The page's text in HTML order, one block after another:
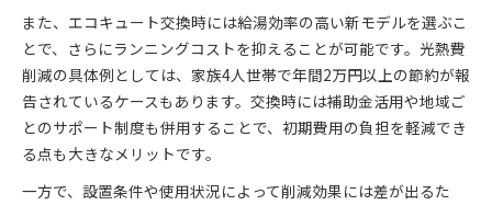
また、エコキュート交換時には給湯効率の高い新モデルを選ぶこ
とで、さらにランニングコストを抑えることが可能です。光熱費
削減の具体例としては、家族4人世帯で年間2万円以上の節約が報
告されているケースもあります。交換時には補助金活用や地域ご
とのサポート制度も併用することで、初期費用の負担を軽減でき
る点も大きなメリットです。
一方で、設置条件や使用状況によって削減効果には差が出るた